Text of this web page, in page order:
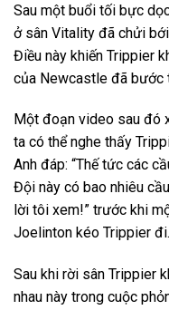
Sau một buổi tối bực
ở sân Vitality đã chửi
Điều này khiến Trippier
của Newcastle đã bước
Một đoạn video sau đó
ta có thể nghe thấy
Anh đáp: “Thế tức các
Đội này có bao nhiêu
lời tôi xem!” trước khi
Joelinton kéo Trippier đi.
Sau khi rời sân Trippier
nhau này trong cuộc